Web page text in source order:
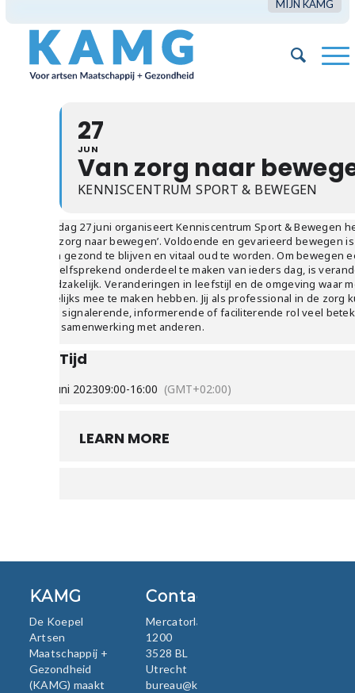
MIJN KAMG
27
JUN
Van zorg naar
KENNISCENTRUM SPORT & BEWEGEN
Dinsdag 27 juni organiseert Kenniscentrum Sport & Bewegen
‘Van zorg naar bewegen’. Voldoende en gevarieerd bewegen
fit en gezond te blijven en vitaal oud te worden. Om bewegen
vanzelfsprekend onderdeel te maken van ieders dag, is
noodzakelijk. Veranderingen in leefstijl en de omgeving waar
dagelijks mee te maken hebben. Jij als professional in de zorg
jouw signalerende, informerende of faciliterende rol veel
of in samenwerking met anderen.
Tijd
27 juni 202309:00-16:00 (GMT+02:00)
LEARN MORE
KAMG
De Koepel
Artsen
Maatschappij +
Gezondheid
(KAMG) maakt
Contact
Mercatorlaan
1200
3528 BL
Utrecht
bureau@kamg.nl